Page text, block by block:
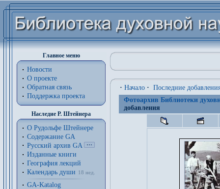
Главное меню
Новости
О проекте
Обратная связь
Поддержка проекта
Наследие Р. Штейнера
О Рудольфе Штейнере
Содержание GA
Русский архив GA
Изданные книги
География лекций
Календарь души
18 нед.
GA-Katalog
· Начало · Последние
Фотоархив Библиотеки
добавления